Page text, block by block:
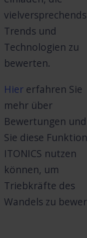
Trends und
Technologien zu
bewerten.
Hier erfahren Sie
mehr über
Bewertungen
Sie diese
ITONICS nutzen
können, um
Triebkräfte des
Wandels zu